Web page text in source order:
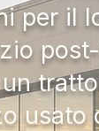
per il